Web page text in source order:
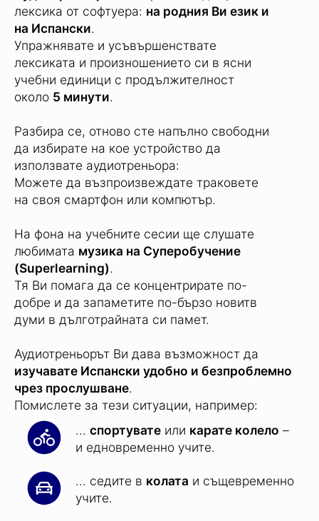
лексика от софтуера: на родния Ви език и
на Испански.
Упражнявате и усъвършенствате
лексиката и произношението си в ясни
учебни единици с продължителност
около 5 минути.
Разбира се, отново сте напълно свободни
да избирате на кое устройство да
използвате аудиотреньора:
Можете да възпроизвеждате траковете
на своя смартфон или компютър.
На фона на учебните сесии ще слушате
любимата музика на Суперобучение
(Superlearning).
Тя Ви помага да се концентрирате по-
добре и да запаметите по-бързо новитв
думи в дълготрайната си памет.
Аудиотреньорът Ви дава възможност да
изучавате Испански удобно и безпроблемно
чрез прослушване.
Помислете за тези ситуации, например:
... спортувате или карате колело –
и едновременно учите.
... седите в колата и същевременно
учите.